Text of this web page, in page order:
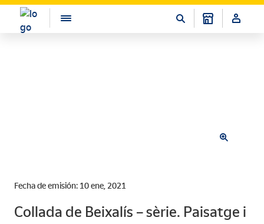
Fecha de emisión: 10 ene, 2021
Collada de Beixalís – sèrie. Paisatge i